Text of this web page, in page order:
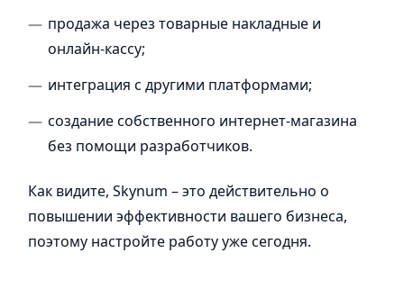
продажа через товарные накладные и
онлайн-кассу;
интеграция с другими платформами;
создание собственного интернет-магазина
без помощи разработчиков.
Как видите, Skynum – это действительно о
повышении эффективности вашего бизнеса,
поэтому настройте работу уже сегодня.